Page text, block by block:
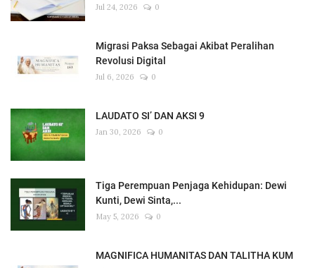
Indonesia
Jul 24, 2026 0
Migrasi Paksa Sebagai Akibat Peralihan
Revolusi Digital
Jul 6, 2026 0
LAUDATO SI’ DAN AKSI 9
Jan 30, 2026 0
Tiga Perempuan Penjaga Kehidupan: Dewi
Kunti, Dewi Sinta,...
May 5, 2026 0
MAGNIFICA HUMANITAS DAN TALITHA KUM